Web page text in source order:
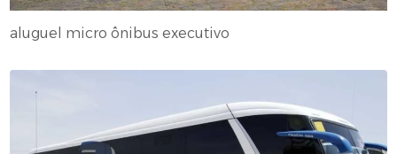
aluguel micro ônibus executivo